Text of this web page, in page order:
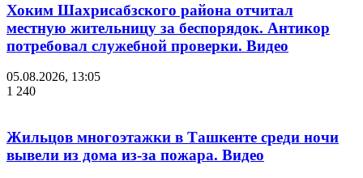
Хоким Шахрисабзского района отчитал
местную жительницу за беспорядок. Антикор
потребовал служебной проверки. Видео
05.08.2026, 13:05
1 240
Жильцов многоэтажки в Ташкенте среди ночи
вывели из дома из-за пожара. Видео